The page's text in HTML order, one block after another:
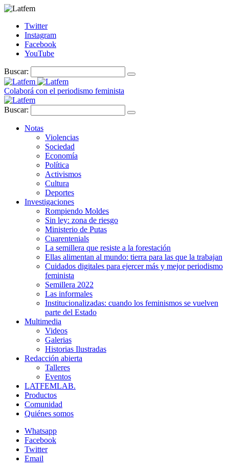
Twitter
Instagram
Facebook
YouTube
Buscar:
Colaborá con el periodismo feminista
Buscar:
Notas
Violencias
Sociedad
Economía
Política
Activismos
Cultura
Deportes
Investigaciones
Rompiendo Moldes
Sin ley: zona de riesgo
Ministerio de Putas
Cuarentenials
La semillera que resiste a la forestación
Ellas alimentan al mundo: tierra para las que la trabajan
Cuidados digitales para ejercer más y mejor periodismo
feminista
Semillera 2022
Las informales
Institucionalizadas: cuando los feminismos se vuelven
parte del Estado
Multimedia
Videos
Galerias
Historias Ilustradas
Redacción abierta
Talleres
Eventos
LATFEMLAB.
Productos
Comunidad
Quiénes somos
Whatsapp
Facebook
Twitter
Email